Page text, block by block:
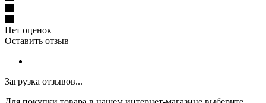
Нет оценок
Оставить отзыв
Загрузка отзывов...